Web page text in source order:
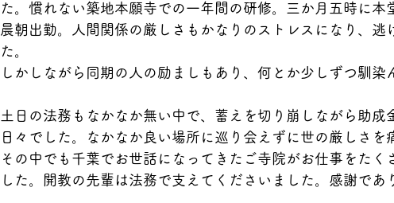
た。慣れない築地本願寺での一年間の研修。三か月五時に本
晨朝出勤。人間関係の厳しさもかなりのストレスになり、逃
た。
しかしながら同期の人の励ましもあり、何とか少しずつ馴染
土日の法務もなかなか無い中で、蓄えを切り崩しながら助成
日々でした。なかなか良い場所に巡り会えずに世の厳しさを
その中でも千葉でお世話になってきたご寺院がお仕事をたく
した。開教の先輩は法務で支えてくださいました。感謝であ